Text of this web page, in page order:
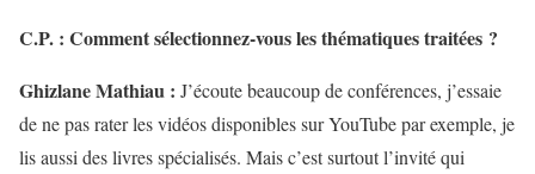
C.P. : Comment sélectionnez-vous les thématiques traitées ?
Ghizlane Mathiau : J’écoute beaucoup de conférences, j’essaie
de ne pas rater les vidéos disponibles sur YouTube par exemple, je
lis aussi des livres spécialisés. Mais c’est surtout l’invité qui